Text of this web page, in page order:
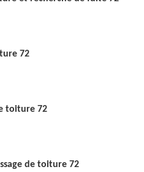
72
toiture 72
de toiture 72